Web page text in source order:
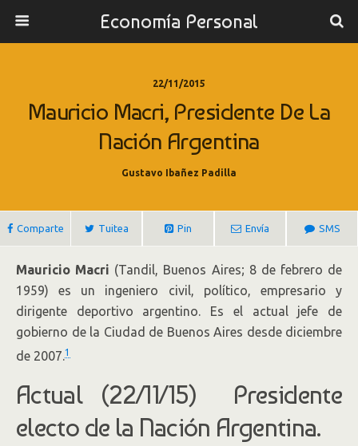
Economía Personal
22/11/2015
Mauricio Macri, Presidente De La
Nación Argentina
Gustavo Ibañez Padilla
Comparte Tuitea Pin Envía SMS
Mauricio Macri (Tandil, Buenos Aires; 8 de febrero de
1959) es un ingeniero civil, político, empresario y
dirigente deportivo argentino. Es el actual jefe de
gobierno de la Ciudad de Buenos Aires desde diciembre
de 2007.1
Actual (22/11/15) Presidente
electo de la Nación Argentina.